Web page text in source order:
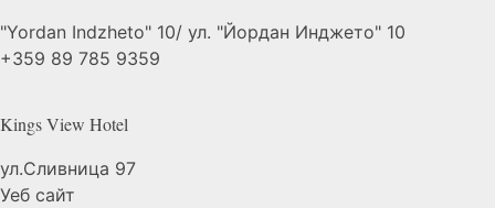
"Yordan Indzheto" 10/ ул. "Йордан Инджето" 10
+359 89 785 9359
Kings View Hotel
ул.Сливница 97
Уеб сайт